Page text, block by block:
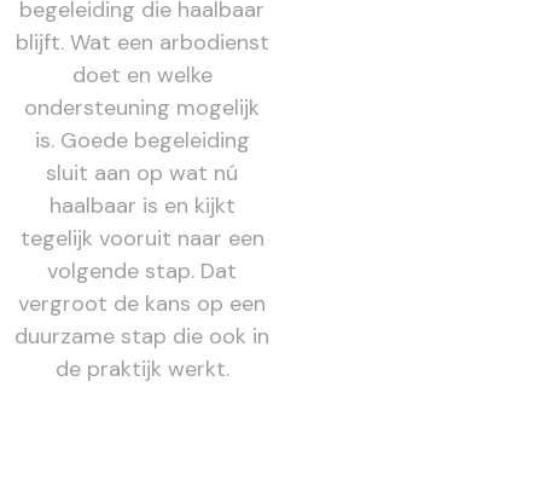
begeleiding die haalbaar
blijft. Wat een arbodienst
doet en welke
ondersteuning mogelijk
is. Goede begeleiding
sluit aan op wat nú
haalbaar is en kijkt
tegelijk vooruit naar een
volgende stap. Dat
vergroot de kans op een
duurzame stap die ook in
de praktijk werkt.